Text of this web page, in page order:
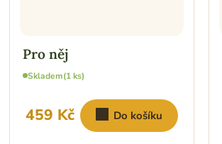
Pro něj
Skladem(1 ks)
459 Kč Do košíku